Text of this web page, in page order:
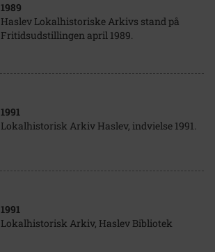
1989
Haslev Lokalhistoriske Arkivs stand på
Fritidsudstillingen april 1989.
1991
Lokalhistorisk Arkiv Haslev, indvielse 1991.
1991
Lokalhistorisk Arkiv, Haslev Bibliotek